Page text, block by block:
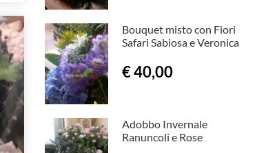
Bouquet misto con Fiori
Safari Sabiosa e Veronica
€ 40,00
Adobbo Invernale
Ranuncoli e Rose